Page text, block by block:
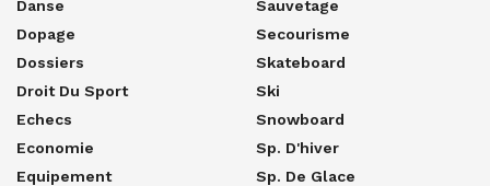
Danse
Dopage
Dossiers
Droit Du Sport
Echecs
Economie
Equipement
Sauvetage
Secourisme
Skateboard
Ski
Snowboard
Sp. D'hiver
Sp. De Glace